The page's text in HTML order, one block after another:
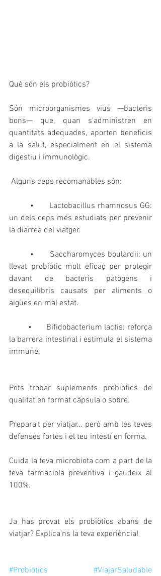
Què són els probiòtics?
Són microorganismes vius —bacteris
bons— que, quan s'administren en
quantitats adequades, aporten beneficis
a la salut, especialment en el sistema
digestiu i immunològic.
Alguns ceps recomanables són:
•      Lactobacillus rhamnosus GG:
un dels ceps més estudiats per prevenir
la diarrea del viatger.
•      Saccharomyces boulardii: un
llevat probiòtic molt eficaç per protegir
davant de bacteris patògens i
desequilibris causats per aliments o
aigües en mal estat.
•      Bifidobacterium lactis: reforça
la barrera intestinal i estimula el sistema
immune.
Pots trobar suplements probiòtics de
qualitat en format càpsula o sobre.
Prepara't per viatjar… però amb les teves
defenses fortes i el teu intestí en forma.
Cuida la teva microbiota com a part de la
teva farmaciola preventiva i gaudeix al
100%.
Ja has provat els probiòtics abans de
viatjar? Explica'ns la teva experiència!
#Probiòtics
#ViajarSaludable